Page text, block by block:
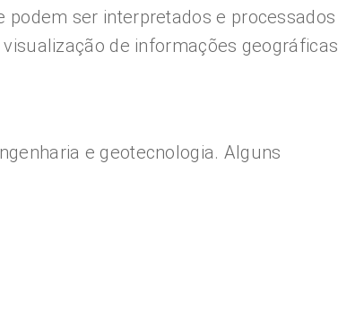
ser interpretados e processados
de informações geográficas
e geotecnologia. Alguns